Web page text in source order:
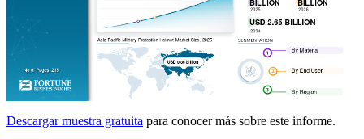
Descargar muestra gratuita para conocer más sobre este informe.